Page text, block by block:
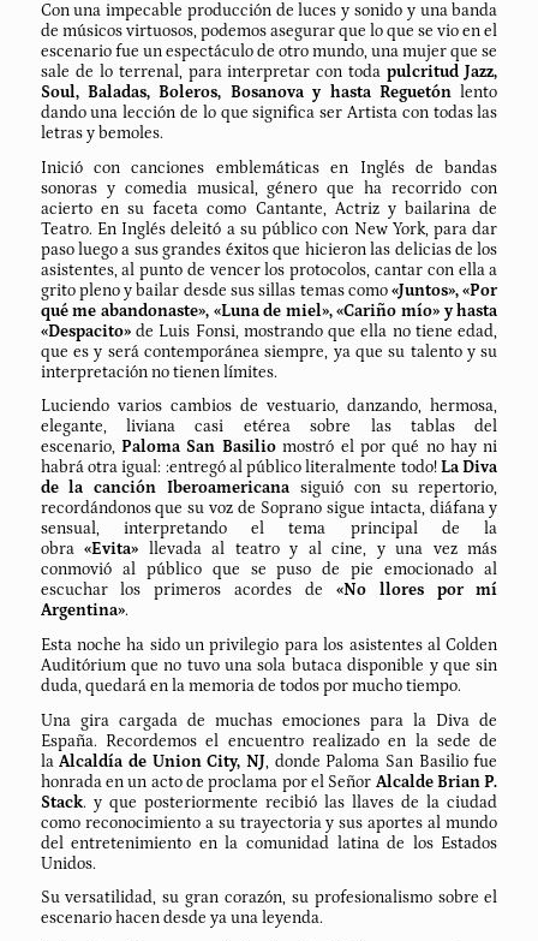
Con una impecable producción de luces y sonido y una banda
de músicos virtuosos, podemos asegurar que lo que se vio en el
escenario fue un espectáculo de otro mundo, una mujer que se
sale de lo terrenal, para interpretar con todapulcritud Jazz,
Soul, Baladas, Boleros, Bosanova y hasta Reguetón lento
dando una lección de lo que significa ser Artista con todas las
letras y bemoles.
Inició con canciones emblemáticas en Inglés de bandas
sonoras y comedia musical, género que ha recorrido con
acierto en su faceta como Cantante, Actriz y bailarina de
Teatro. En Inglés deleitó a su público con New York, para dar
paso luego a sus grandes éxitos que hicieron las delicias de los
asistentes, al punto de vencer los protocolos, cantar con ella a
grito pleno y bailar desde sus sillas temas como«Juntos», «Por
qué me abandonaste», «Luna de miel», «Cariño mío» y hasta
«Despacito»de Luis Fonsi, mostrando que ella no tiene edad,
que es y será contemporánea siempre, ya que su talento y su
interpretación no tienen límites.
Luciendo varios cambios de vestuario, danzando, hermosa,
elegante, liviana casi etérea sobre las tablas del
escenario, Paloma San Basiliomostró el por qué no hay ni
habrá otra igual: :entregó al público literalmente todo!La Diva
de la canción Iberoamericana siguió con su repertorio,
recordándonos que su voz de Soprano sigue intacta, diáfana y
sensual, interpretando el tema principal de la
obra«Evita» llevada al teatro y al cine, y una vez más
conmovió al público que se puso de pie emocionado al
escuchar los primeros acordes de «No llores por mí
Argentina».
Esta noche ha sido un privilegio para los asistentes al Colden
Auditórium que no tuvo una sola butaca disponible y que sin
duda, quedará en la memoria de todos por mucho tiempo.
Una gira cargada de muchas emociones para la Diva de
España. Recordemos el encuentro realizado en la sede de
laAlcaldía de Union City, NJ, donde Paloma San Basilio fue
honrada en un acto de proclama por el Señor Alcalde Brian P.
Stack. y que posteriormente recibió las llaves de la ciudad
como reconocimiento a su trayectoria y sus aportes al mundo
del entretenimiento en la comunidad latina de los Estados
Unidos.
Su versatilidad, su gran corazón, su profesionalismo sobre el
escenario hacen desde ya una leyenda.